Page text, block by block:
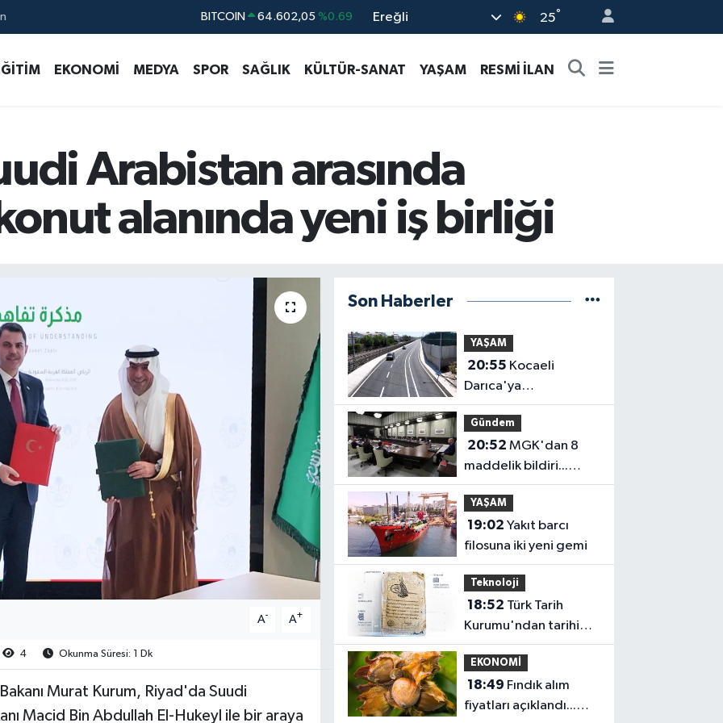
47,5986
Ereğli 25°
EKONOMİ MEDYA SPOR SAĞLIK KÜLTÜR-SANAT YAŞAM RESMİ İLAN
Arabistan arasında
alanında yeni iş birliği
A- A+
4 Okunma Süresi: 1 Dk
Murat Kurum, Riyad'da Suudi
Macid Bin Abdullah El-Hukeyl ile bir araya
Son Haberler
YAŞAM
20:55
Darıca'ya
Büyükşehir'den
modern ulaşım yatırımı
Gündem
20:52 MGK'dan 8
maddelik bildiri...
Terörsüz Türkiye,
bölgesel güvenlik ve
Gazze mesajı
YAŞAM
19:02 Yakıt barcı
filosuna iki yeni gemi
Teknoloji
18:52
Kurumu'ndan tarihi
içerikler tek
platformda
EKONOMİ
18:49
fiyatları açıklandı...